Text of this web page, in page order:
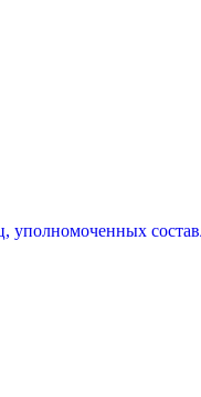
уполномоченных